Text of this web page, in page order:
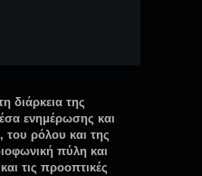
διάρκεια της
ενημέρωσης και
του ρόλου και της
πύλη και
τις προοπτικές